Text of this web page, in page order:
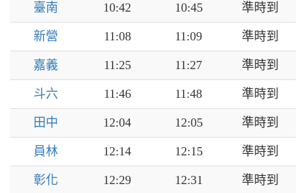
臺南 10:42 10:45 準時到
新營 11:08 11:09 準時到
嘉義 11:25 11:27 準時到
斗六 11:46 11:48 準時到
田中 12:04 12:05 準時到
員林 12:14 12:15 準時到
彰化 12:29 12:31 準時到